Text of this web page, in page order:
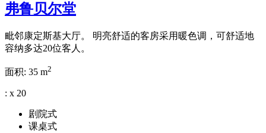
弗鲁贝尔堂
毗邻康定斯基大厅。 明亮舒适的客房采用暖色调，可舒适地
容纳多达20位客人。
面积: 35 m2
: x 20
剧院式
课桌式